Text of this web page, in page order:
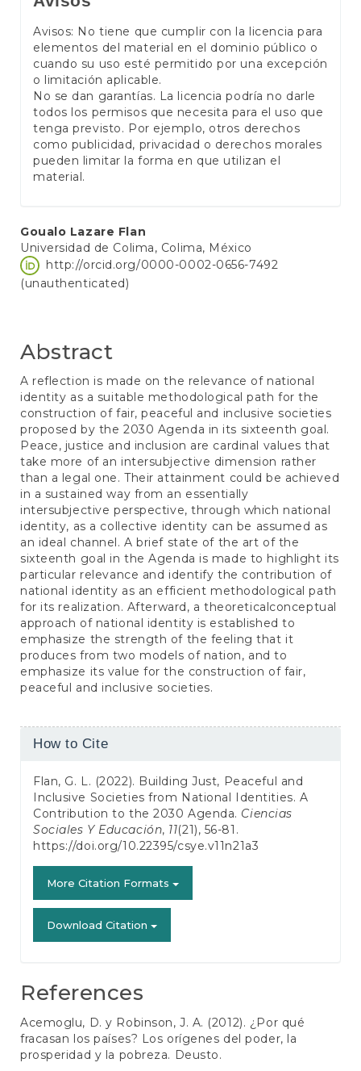
Avisos: No tiene que cumplir con la licencia para
elementos del material en el dominio público o
cuando su uso esté permitido por una excepción
o limitación aplicable.
No se dan garantías. La licencia podría no darle
todos los permisos que necesita para el uso que
tenga previsto. Por ejemplo, otros derechos
como publicidad, privacidad o derechos morales
pueden limitar la forma en que utilizan el
material.
Main
Article
Content
Goualo Lazare Flan
Universidad de Colima, Colima, México
http://orcid.org/0000-0002-0656-7492
(unauthenticated)
Abstract
A reflection is made on the relevance of national
identity as a suitable methodological path for the
construction of fair, peaceful and inclusive societies
proposed by the 2030 Agenda in its sixteenth goal.
Peace, justice and inclusion are cardinal values that
take more of an intersubjective dimension rather
than a legal one. Their attainment could be achieved
in a sustained way from an essentially
intersubjective perspective, through which national
identity, as a collective identity can be assumed as
an ideal channel. A brief state of the art of the
sixteenth goal in the Agenda is made to highlight its
particular relevance and identify the contribution of
national identity as an efficient methodological path
for its realization. Afterward, a theoreticalconceptual
approach of national identity is established to
emphasize the strength of the feeling that it
produces from two models of nation, and to
emphasize its value for the construction of fair,
peaceful and inclusive societies.
Article
How to Cite
Flan, G. L. (2022). Building Just, Peaceful and
Inclusive Societies from National Identities. A
Contribution to the 2030 Agenda. Ciencias
Sociales Y Educación, 11(21), 56-81.
https://doi.org/10.22395/csye.v11n21a3
More Citation Formats
Download Citation
References
Acemoglu, D. y Robinson, J. A. (2012). ¿Por qué
fracasan los países? Los orígenes del poder, la
prosperidad y la pobreza. Deusto.